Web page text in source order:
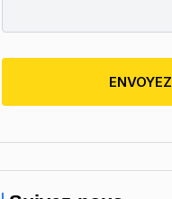
ENVOYEZ